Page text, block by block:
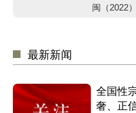
闽（2022
最新新闻
全国性
奢、正